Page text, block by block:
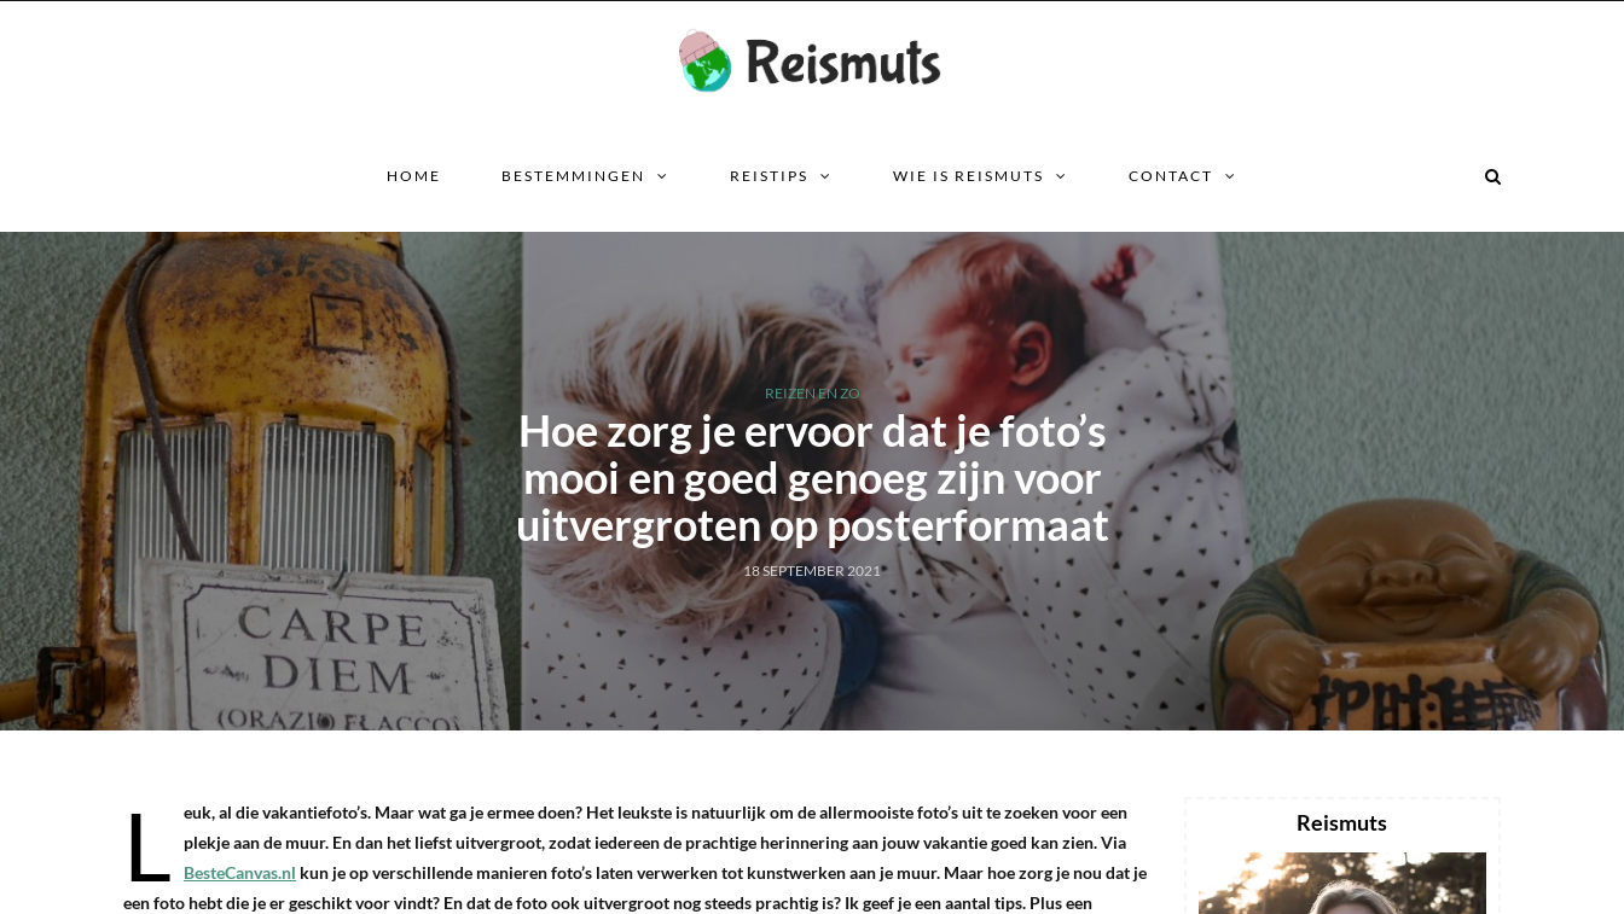
HOME BESTEMMINGEN REISTIPS WIE IS REISMUTS CONTACT
REIZEN EN ZO
Hoe zorg je ervoor dat je foto’s
mooi en goed genoeg zijn voor
uitvergroten op posterformaat
18 SEPTEMBER 2021
L
euk, al die vakantiefoto’s. Maar wat ga je ermee doen? Het leukste is natuurlijk om de allermooiste foto’s uit te zoeken voor een
plekje aan de muur. En dan het liefst uitvergroot, zodat iedereen de prachtige herinnering aan jouw vakantie goed kan zien. Via
BesteCanvas.nl kun je op verschillende manieren foto’s laten verwerken tot kunstwerken aan je muur. Maar hoe zorg je nou dat je
een foto hebt die je er geschikt voor vindt? En dat de foto ook uitvergroot nog steeds prachtig is? Ik geef je een aantal tips. Plus een
Reismuts